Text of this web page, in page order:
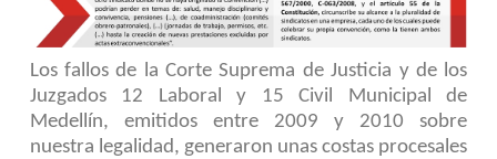
Los fallos de la Corte Suprema de Justicia y de los
Juzgados 12 Laboral
y
15 Civil Municipal de
Medellín, emitidos entre 2009 y 2010 sobre
nuestra legalidad, generaron unascostas procesales